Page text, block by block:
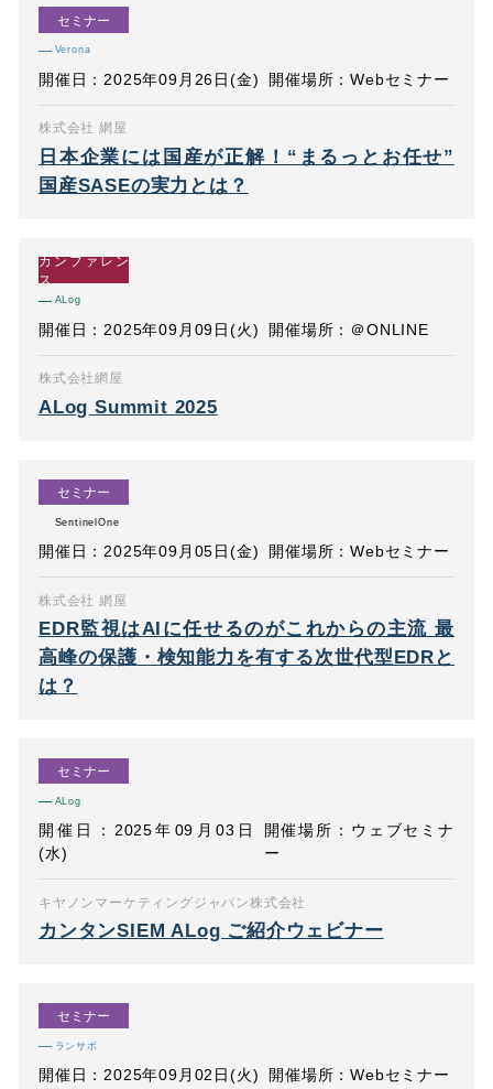
セミナー
Verona
開催日：2025年09月26日(金) 開催場所：Webセミナー
株式会社 網屋
日本企業には国産が正解！“まるっとお任せ”
国産SASEの実力とは？
カンファレン
ス
ALog
開催日：2025年09月09日(火) 開催場所：＠ONLINE
株式会社網屋
ALog Summit 2025
セミナー
SentinelOne
開催日：2025年09月05日(金) 開催場所：Webセミナー
株式会社 網屋
EDR監視はAIに任せるのがこれからの主流 最
高峰の保護・検知能力を有する次世代型EDRと
は？
セミナー
ALog
開催日：2025年09月03日
(水)
開催場所：ウェブセミナ
ー
キヤノンマーケティングジャパン株式会社
カンタンSIEM ALog ご紹介ウェビナー
セミナー
ランサポ
開催日：2025年09月02日(火) 開催場所：Webセミナー